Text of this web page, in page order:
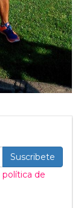
Suscribete
política de